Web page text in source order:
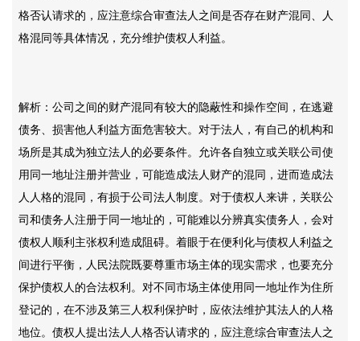
格否认请求的，应注意综合审查法人之间是否存在财产混同、人
格混同等具体情况，充分维护债权人利益。
解析：公司之间的财产混同有较大的隐蔽性和操作空间，在逃避
债务、损害他人利益方面危害较大。对于法人，有自己的机构和
场所是其成为独立法人的必要条件。允许各自独立或关联公司使
用同一地址注册并营业，可能造成法人财产的混同，进而造成法
人人格的混同，有损于公司法人制度。对于债权人来讲，关联公
司和债务人注册于同一地址的，可能难以分辨真实债务人，会对
债权人顺利主张权利造成阻碍。着眼于在便利化与债权人利益之
间进行平衡，人民法院既要尊重市场主体的现实需求，也要充分
保护债权人的合法权利。对不同市场主体使用同一地址作为住所
登记的，在不涉及第三人权利保护时，应依法维护其法人的人格
地位。债权人提出法人人格否认请求的，应注意综合审查法人之